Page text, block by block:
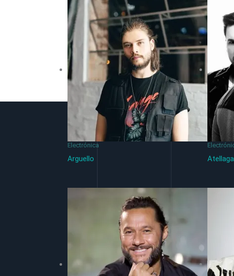
Electrónica
Arguello